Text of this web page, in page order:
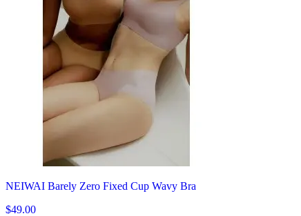
NEIWAI Barely Zero Fixed Cup Wavy Bra
$49.00